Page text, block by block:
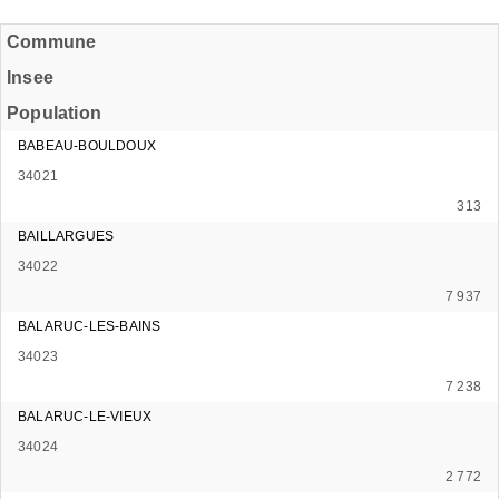
Commune
Insee
Population
BABEAU-BOULDOUX
34021
313
BAILLARGUES
34022
7 937
BALARUC-LES-BAINS
34023
7 238
BALARUC-LE-VIEUX
34024
2 772